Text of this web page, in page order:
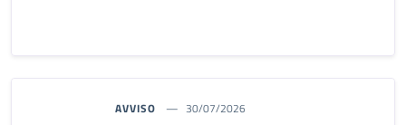
AVVISO 30/07/2026